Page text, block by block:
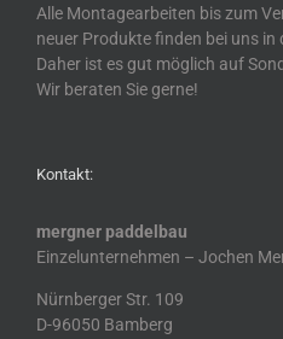
Alle Montagearbeiten bis zum
neuer Produkte finden bei uns
Daher ist es gut möglich auf
Wir beraten Sie gerne!
Kontakt:
mergner paddelbau
Einzelunternehmen – Jochen
Nürnberger Str. 109
D-96050 Bamberg